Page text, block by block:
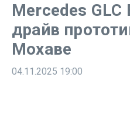
Mercedes GLC
драйв
Мохаве
04.11.2025 19:00